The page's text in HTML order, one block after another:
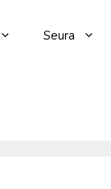
Seura